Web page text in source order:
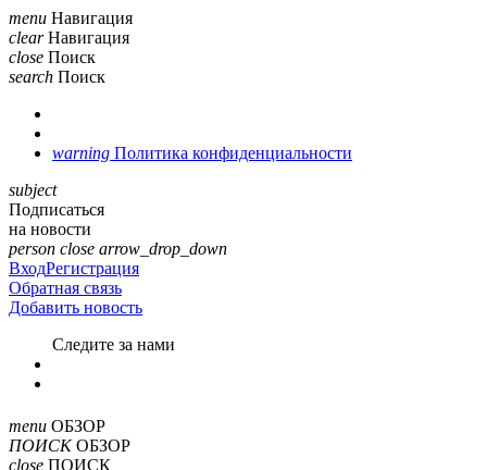
menu Навигация
clear Навигация
close Поиск
search Поиск
warning Политика конфиденциальности
subject
Подписаться
на новости
person close arrow_drop_down
ВходРегистрация
Обратная связь
Добавить новость
Cледите за нами
menu ОБЗОР
ПОИСК ОБЗОР
close ПОИСК